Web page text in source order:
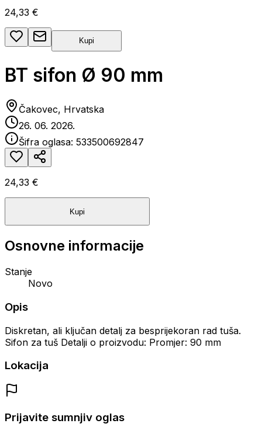
24,33 €
Kupi
BT sifon Ø 90 mm
Čakovec, Hrvatska
26. 06. 2026.
Šifra oglasa: 533500692847
24,33 €
Kupi
Osnovne informacije
Stanje
Novo
Opis
Diskretan, ali ključan detalj za besprijekoran rad tuša.
Sifon za tuš Detalji o proizvodu: Promjer: 90 mm
Lokacija
Prijavite sumnjiv oglas